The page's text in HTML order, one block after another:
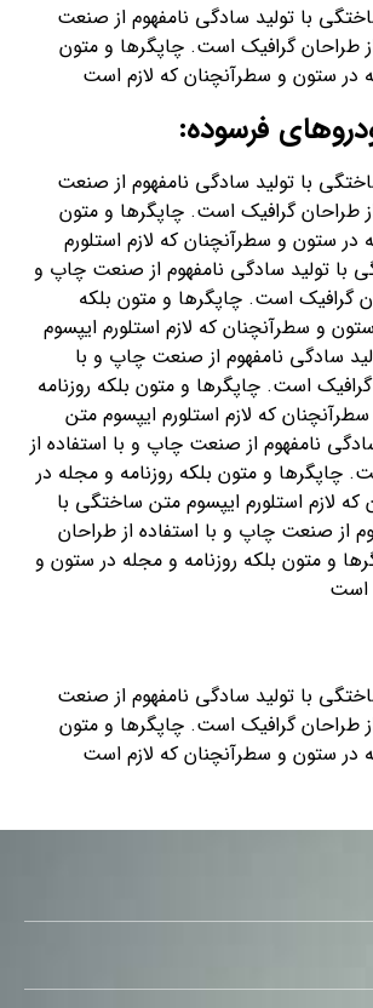
با تولید سادگی نامفهوم از صنعت
طراحان گرافیک است. چاپگرها و متون
در ستون و سطرآنچنان که لازم است
فرسوده:
با تولید سادگی نامفهوم از صنعت
طراحان گرافیک است. چاپگرها و متون
در ستون و سطرآنچنان که لازم استلورم
با تولید سادگی نامفهوم از صنعت چاپ و
گرافیک است. چاپگرها و متون بلکه
و سطرآنچنان که لازم استلورم ایپسوم
سادگی نامفهوم از صنعت چاپ و با
است. چاپگرها و متون بلکه روزنامه
که لازم استلورم ایپسوم متن
نامفهوم از صنعت چاپ و با استفاده از
چاپگرها و متون بلکه روزنامه و مجله در
لازم استلورم ایپسوم متن ساختگی با
از صنعت چاپ و با استفاده از طراحان
و متون بلکه روزنامه و مجله در ستون و
است
با تولید سادگی نامفهوم از صنعت
طراحان گرافیک است. چاپگرها و متون
در ستون و سطرآنچنان که لازم است